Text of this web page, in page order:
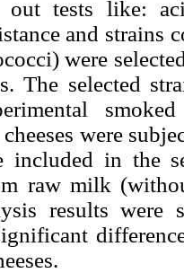
out tests like:
and
were
The selected
were
included in the
raw milk
results were